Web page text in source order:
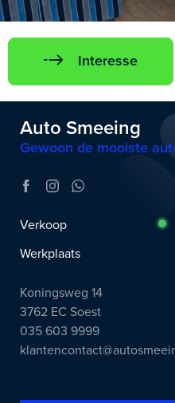
Interesse
Auto Smeeing
Gewoon de mooiste
Verkoop
Werkplaats
Koningsweg 14
3762 EC Soest
035 603 9999